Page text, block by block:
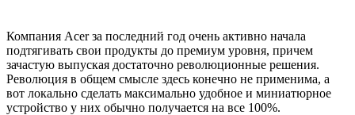
Компания Acer за последний год очень активно начала
подтягивать свои продукты до премиум уровня, причем
зачастую выпуская достаточно революционные решения.
Революция в общем смысле здесь конечно не применима, а
вот локально сделать максимально удобное и миниатюрное
устройство у них обычно получается на все 100%.